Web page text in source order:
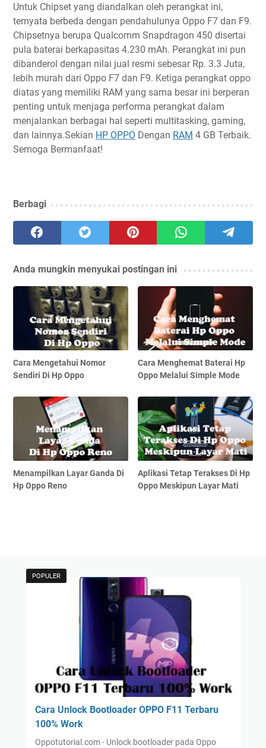
Untuk Chipset yang diandalkan oleh perangkat ini,
ternyata berbeda dengan pendahulunya Oppo F7 dan F9.
Chipsetnya berupa Qualcomm Snapdragon 450 disertai
pula baterai berkapasitas 4.230 mAh. Perangkat ini pun
dibanderol dengan nilai jual resmi sebesar Rp. 3.3 Juta,
lebih murah dari Oppo F7 dan F9. Ketiga perangkat oppo
diatas yang memiliki RAM yang sama besar ini berperan
penting untuk menjaga performa perangkat dalam
menjalankan berbagai hal seperti multitasking, gaming,
dan lainnya.Sekian HP OPPO Dengan RAM 4 GB Terbaik.
Semoga Bermanfaat!
Berbagi
Anda mungkin menyukai postingan ini
Cara Mengetahui Nomor
Sendiri Di Hp Oppo
Cara Menghemat Baterai Hp
Oppo Melalui Simple Mode
Menampilkan Layar Ganda Di
Hp Oppo Reno
Aplikasi Tetap Terakses Di Hp
Oppo Meskipun Layar Mati
POPULER
Cara Unlock Bootloader OPPO F11 Terbaru
100% Work
Oppotutorial.com - Unlock bootloader pada Oppo